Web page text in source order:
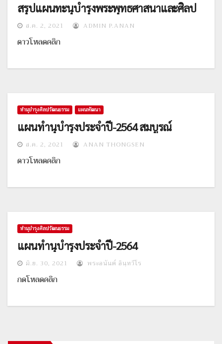
สรุปแผนทะนุบำรุงพระพุทธศาสนาและศิลป
ส.ค. 2, 2021 ADMIN P.ANAN
ดาวโหลดคลิก
ทำนุบำรุงศิลปวัฒนธรรม แผนพัฒนา
แผนทำนุบำรุงประจำปี-2564 สมบูรณ์
ส.ค. 2, 2021 ANAN THONGSEN
ดาวโหลดคลิก
ทำนุบำรุงศิลปวัฒนธรรม
แผนทำนุบำรุงประจำปี-2564
มิ.ย. 30, 2021 พระอนันต์ อินฺทวีโร
กดโหลดคลิก